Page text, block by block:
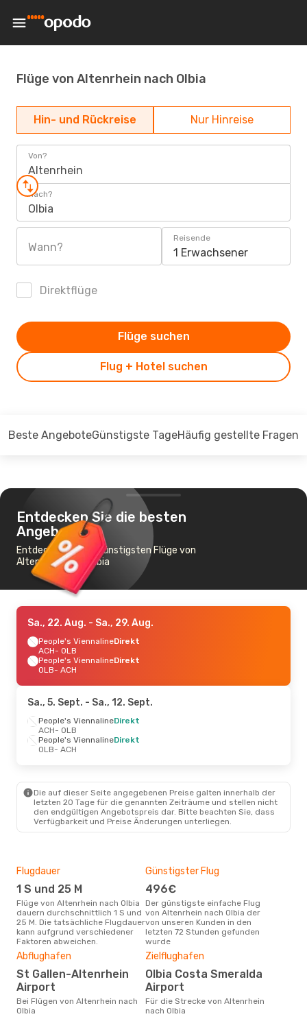
Flüge von Altenrhein nach Olbia
Hin- und Rückreise Nur Hinreise
Von?
Altenrhein
Nach?
Olbia
Wann?
Reisende
1 Erwachsener
Direktflüge
Flug + Hotel suchen
Flüge suchen
Beste AngeboteGünstigste TageHäufig gestellte Fragen
Entdecken Sie die besten
Angebote
Entdecken Sie die günstigsten Flüge von
Altenrhein nach Olbia
Sa., 22. Aug. - Sa., 29. Aug.
People's ViennalineDirekt
ACH- OLB
People's ViennalineDirekt
OLB- ACH
Sa., 5. Sept. - Sa., 12. Sept.
People's ViennalineDirekt
ACH- OLB
People's ViennalineDirekt
OLB- ACH
Die auf dieser Seite angegebenen Preise galten innerhalb der
letzten 20 Tage für die genannten Zeiträume und stellen nicht
den endgültigen Angebotspreis dar. Bitte beachten Sie, dass
Verfügbarkeit und Preise Änderungen unterliegen.
Flugdauer
1 S und 25 M
Flüge von Altenrhein nach Olbia
dauern durchschnittlich 1 S und
25 M. Die tatsächliche Flugdauer
kann aufgrund verschiedener
Faktoren abweichen.
Günstigster Flug
496€
Der günstigste einfache Flug
von Altenrhein nach Olbia der
von unseren Kunden in den
letzten 72 Stunden gefunden
wurde
Abflughafen
St Gallen-Altenrhein
Airport
Bei Flügen von Altenrhein nach
Olbia
Zielflughafen
Olbia Costa Smeralda
Airport
Für die Strecke von Altenrhein
nach Olbia